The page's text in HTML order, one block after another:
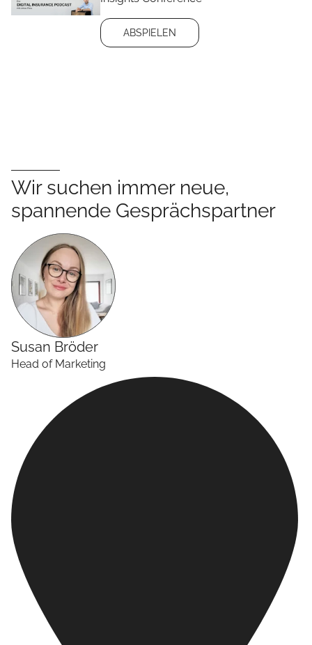
ABSPIELEN
Wir suchen immer neue,
spannende Gesprächspartner
Susan Bröder
Head of Marketing